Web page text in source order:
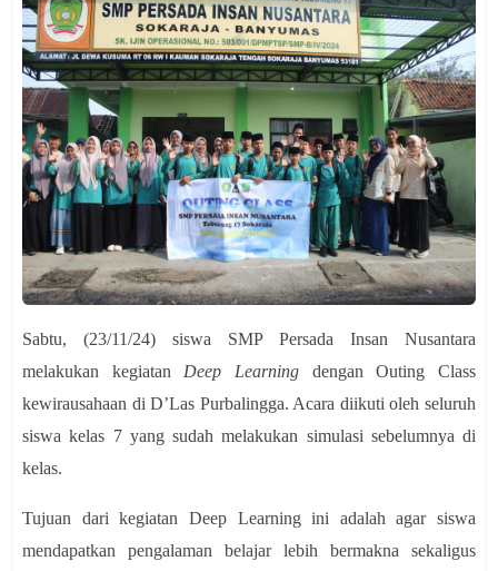
Sabtu, (23/11/24) siswa SMP Persada Insan Nusantara
melakukan kegiatan Deep Learning dengan Outing Class
kewirausahaan di D’Las Purbalingga. Acara diikuti oleh seluruh
siswa kelas 7 yang sudah melakukan simulasi sebelumnya di
kelas.
Tujuan dari kegiatan Deep Learning ini adalah agar siswa
mendapatkan pengalaman belajar lebih bermakna sekaligus